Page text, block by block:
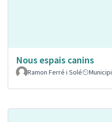
Nous espais canins
Ramon Ferré i Solé
Municipi